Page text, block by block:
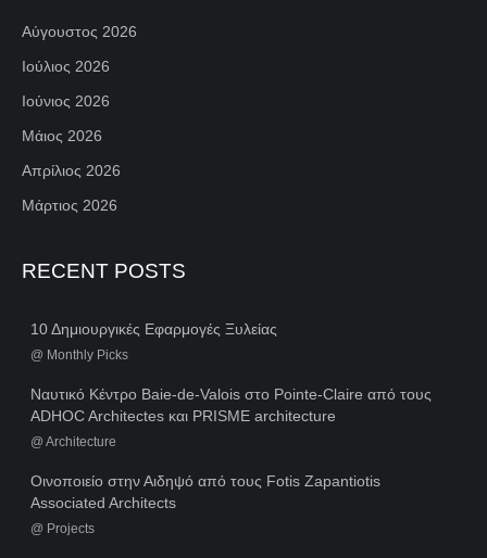
Αύγουστος 2026
Ιούλιος 2026
Ιούνιος 2026
Μάιος 2026
Απρίλιος 2026
Μάρτιος 2026
RECENT POSTS
10 Δημιουργικές Εφαρμογές Ξυλείας
@ Monthly Picks
Ναυτικό Κέντρο Baie-de-Valois στο Pointe-Claire από τους
ADHOC Architectes και PRISME architecture
@ Architecture
Οινοποιείο στην Αιδηψό από τους Fotis Zapantiotis
Associated Architects
@ Projects